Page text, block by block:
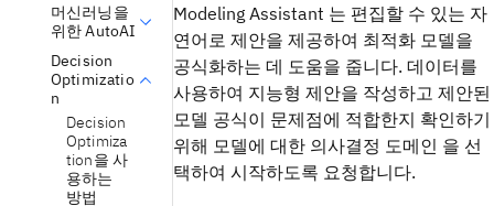
머신러닝을
위한 AutoAI
Decision
Optimizatio
n
Decision
Optimiza
tion을 사
용하는
방법
Modeling Assistant 는 편집할 수 있는 자
연어로 제안을 제공하여 최적화 모델을
공식화하는 데 도움을 줍니다. 데이터를
사용하여 지능형 제안을 작성하고 제안된
모델 공식이 문제점에 적합한지 확인하기
위해 모델에 대한 의사결정 도메인 을 선
택하여 시작하도록 요청합니다.